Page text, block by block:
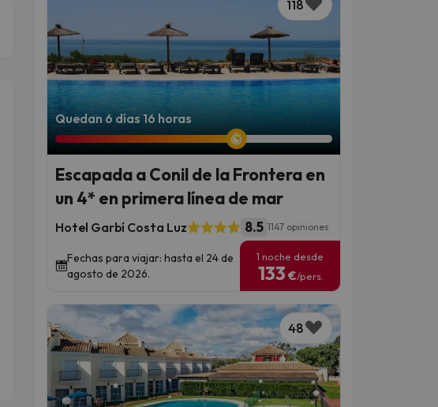
118
Quedan 6 días 16 horas
Escapada a Conil de la Frontera en
un 4* en primera línea de mar
Hotel Garbí Costa Luz 8.5 1147 opiniones
Fechas para viajar: hasta el 24 de
agosto de 2026.
1 noche desde
133 €/pers.
48